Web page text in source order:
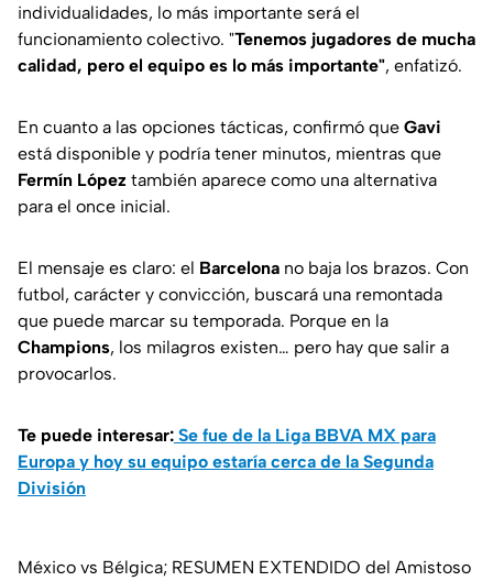
individualidades, lo más importante será el
funcionamiento colectivo. "Tenemos jugadores de mucha
calidad, pero el equipo es lo más importante", enfatizó.
En cuanto a las opciones tácticas, confirmó que Gavi
está disponible y podría tener minutos, mientras que
Fermín López también aparece como una alternativa
para el once inicial.
El mensaje es claro: el Barcelona no baja los brazos. Con
futbol, carácter y convicción, buscará una remontada
que puede marcar su temporada. Porque en la
Champions, los milagros existen… pero hay que salir a
provocarlos.
Te puede interesar: Se fue de la Liga BBVA MX para
Europa y hoy su equipo estaría cerca de la Segunda
División
México vs Bélgica; RESUMEN EXTENDIDO del Amistoso